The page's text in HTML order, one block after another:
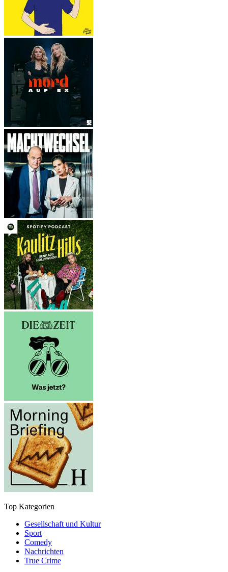
Top Kategorien
Gesellschaft und Kultur
Sport
Comedy
Nachrichten
True Crime